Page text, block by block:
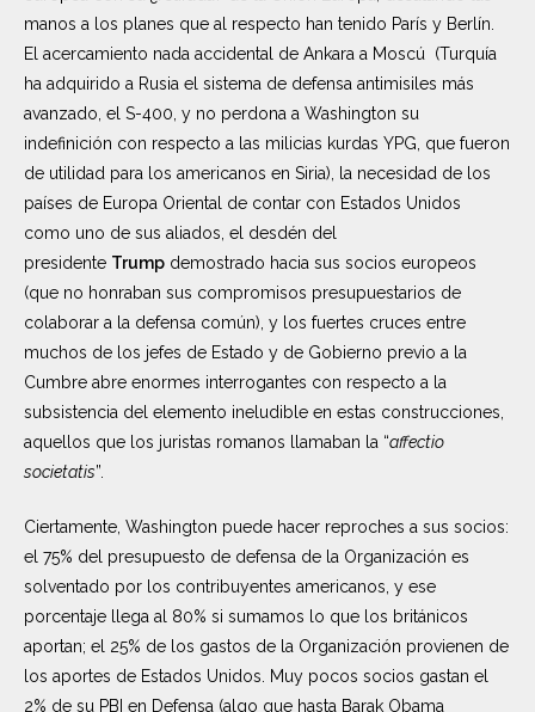
manos a los planes que al respecto han tenido París y Berlín.
El acercamiento nada accidental de Ankara a Moscú (Turquía
ha adquirido a Rusia el sistema de defensa antimisiles más
avanzado, el S-400, y no perdona a Washington su
indefinición con respecto a las milicias kurdas YPG, que fueron
de utilidad para los americanos en Siria), la necesidad de los
países de Europa Oriental de contar con Estados Unidos
como uno de sus aliados, el desdén del
presidente Trump demostrado hacia sus socios europeos
(que no honraban sus compromisos presupuestarios de
colaborar a la defensa común), y los fuertes cruces entre
muchos de los jefes de Estado y de Gobierno previo a la
Cumbre abre enormes interrogantes con respecto a la
subsistencia del elemento ineludible en estas construcciones,
aquellos que los juristas romanos llamaban la “affectio
societatis”.
Ciertamente, Washington puede hacer reproches a sus socios:
el 75% del presupuesto de defensa de la Organización es
solventado por los contribuyentes americanos, y ese
porcentaje llega al 80% si sumamos lo que los británicos
aportan; el 25% de los gastos de la Organización provienen de
los aportes de Estados Unidos. Muy pocos socios gastan el
2% de su PBI en Defensa (algo que hasta Barak Obama